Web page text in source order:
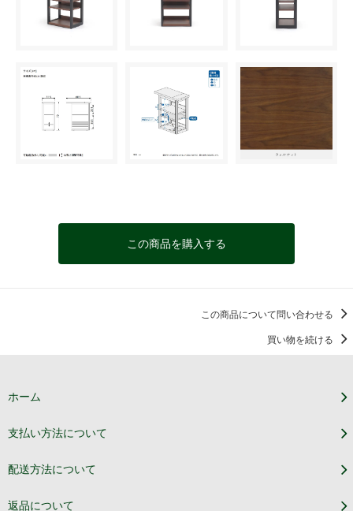
この商品を購入する
この商品について問い合わせる
買い物を続ける
ホーム
支払い方法について
配送方法について
返品について